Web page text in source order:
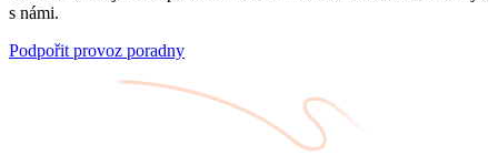
s námi.
Podpořit provoz poradny